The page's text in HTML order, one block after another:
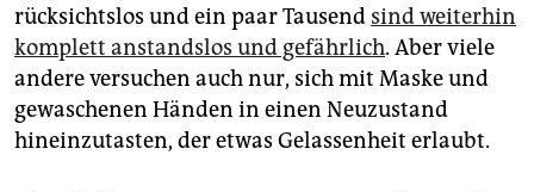
rücksichtslos und ein paar Tausend sind weiterhin
komplett anstandslos und gefährlich. Aber viele
andere versuchen auch nur, sich mit Maske und
gewaschenen Händen in einen Neuzustand
hineinzutasten, der etwas Gelassenheit erlaubt.